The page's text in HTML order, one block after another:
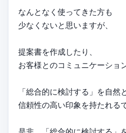
なんとなく使ってきた方も
少なくないと思いますが、
提案書を作成したり、
お客様とのコミュニケーショ
「総合的に検討する」を自然
信頼性の高い印象を持たれる